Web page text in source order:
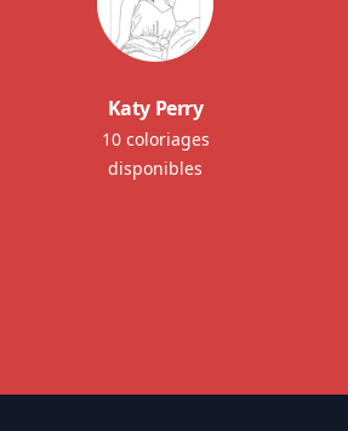
Katy Perry
10 coloriages
disponibles